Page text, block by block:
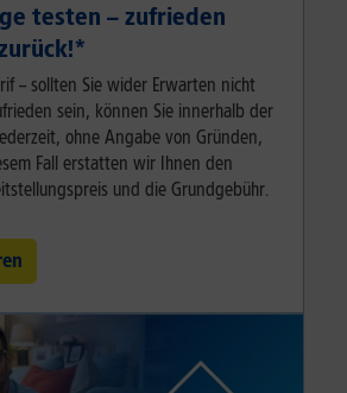
testen – zufrieden
– sollten Sie wider Erwarten nicht
sein, können Sie innerhalb der
ohne Angabe von Gründen,
Fall erstatten wir Ihnen den
und die Grundgebühr.